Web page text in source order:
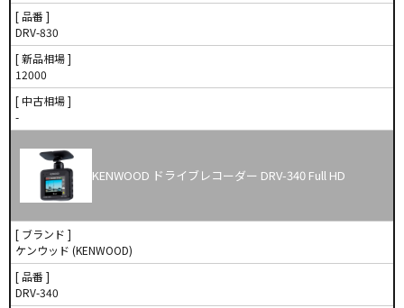
[ 品番 ]
DRV-830
[ 新品相場 ]
12000
[ 中古相場 ]
-
KENWOOD ドライブレコーダー DRV-340 Full HD
[ ブランド ]
ケンウッド (KENWOOD)
[ 品番 ]
DRV-340